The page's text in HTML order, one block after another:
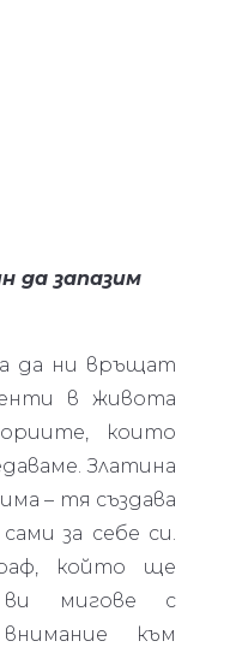
да запазим
да ни връщат
в живота
които
Златина
– тя създава
за себе си.
който ще
ви мигове с
към